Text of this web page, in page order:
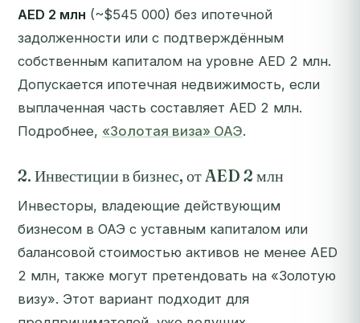
AED 2 млн (~$545 000) без ипотечной
задолженности или с подтверждённым
собственным капиталом на уровне AED 2 млн.
Допускается ипотечная недвижимость, если
выплаченная часть составляет AED 2 млн.
Подробнее, «Золотая виза» ОАЭ.
2. Инвестиции в бизнес, от AED 2 млн
Инвесторы, владеющие действующим
бизнесом в ОАЭ с уставным капиталом или
балансовой стоимостью активов не менее AED
2 млн, также могут претендовать на «Золотую
визу». Этот вариант подходит для